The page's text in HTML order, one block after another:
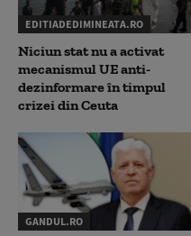
EDITIADEDIMINEATA.RO
Niciun stat nu a activat
mecanismul UE anti-
dezinformare în timpul
crizei din Ceuta
GANDUL.RO